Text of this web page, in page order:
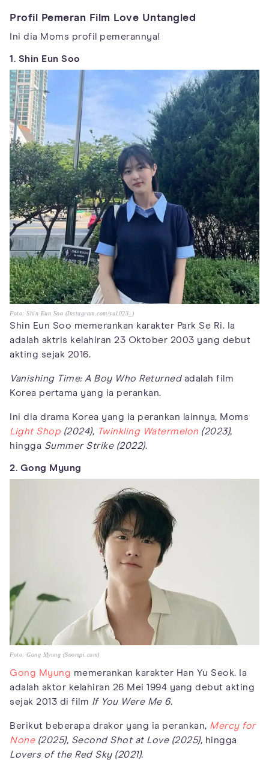
Profil Pemeran Film Love Untangled
Ini dia Moms profil pemerannya!
1. Shin Eun Soo
Foto: Shin Eun Soo (Instagram.com/su1023_)
Shin Eun Soo memerankan karakter Park Se Ri. Ia
adalah aktris kelahiran 23 Oktober 2003 yang debut
akting sejak 2016.
Vanishing Time: A Boy Who Returnedadalah film
Korea pertama yang ia perankan.
Ini dia drama Korea yang ia perankan lainnya, Moms
Light Shop (2024), Twinkling Watermelon (2023),
hingga Summer Strike (2022).
2. Gong Myung
Foto: Gong Myung (Soompi.com)
Gong Myung memerankan karakter Han Yu Seok. Ia
adalah aktor kelahiran 26 Mei 1994 yang debut akting
sejak 2013 di film If You Were Me 6.
Berikut beberapa drakor yang ia perankan, Mercy for
None(2025), Second Shot at Love (2025), hingga
Lovers of the Red Sky (2021).